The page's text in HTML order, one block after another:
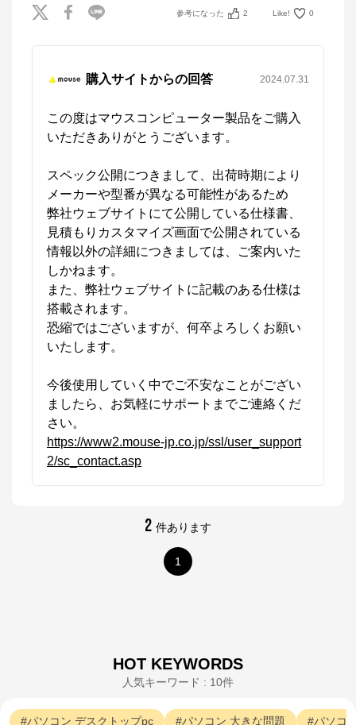
参考になった 2 Like! 0
購入サイトからの回答 2024.07.31
この度はマウスコンピューター製品をご購入
いただきありがとうございます。
スペック公開につきまして、出荷時期により
メーカーや型番が異なる可能性があるため
弊社ウェブサイトにて公開している仕様書、
見積もりカスタマイズ画面で公開されている
情報以外の詳細につきましては、ご案内いた
しかねます。
また、弊社ウェブサイトに記載のある仕様は
搭載されます。
恐縮ではございますが、何卒よろしくお願い
いたします。
今後使用していく中でご不安なことがござい
ましたら、お気軽にサポートまでご連絡くだ
https://www2.mouse-jp.co.jp/ssl/user_support
2/sc_contact.asp
2 件あります
1
HOT KEYWORDS
人気キーワード : 10件
パソコン デスクトップpc パソコン 大きな問題 パソコ